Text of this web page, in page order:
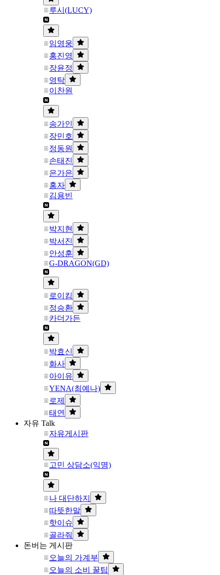
루시(LUCY)
임영웅
홍진영
장윤정
영탁
이찬원
송가인
장민호
정동원
손태진
은가은
홍자
김용빈
박지현
박서진
안성훈
G-DRAGON(GD)
로이킴
정승환
카더가든
박효신
화사
아이유
YENA(최예나)
로제
태연
자유 Talk
자유게시판
고민 상담소(익명)
나 대단하지
따뜻한말
핫이슈
골라줘
돈버는 게시판
오늘의 가계부
오늘의 소비 꿀팁